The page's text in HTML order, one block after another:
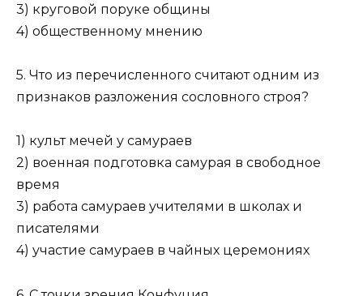
3) круговой поруке общины
4) общественному мнению
5. Что из перечисленного считают одним из
признаков разло­жения сословного строя?
1) культ мечей у самураев
2) военная подготовка самурая в свободное
время
3) работа самураев учителями в школах и
писателями
4) участие самураев в чайных церемониях